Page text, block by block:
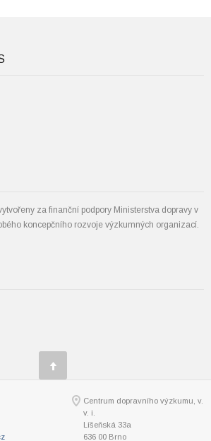
za finanční podpory Ministerstva dopravy v
koncepčního rozvoje výzkumných organizací.
Centrum dopravního výzkumu, v.
v. i.
Líšeňská 33a
636 00 Brno